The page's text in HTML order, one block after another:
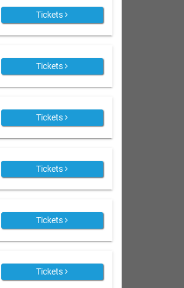
Tickets
Tickets
Tickets
Tickets
Tickets
Tickets